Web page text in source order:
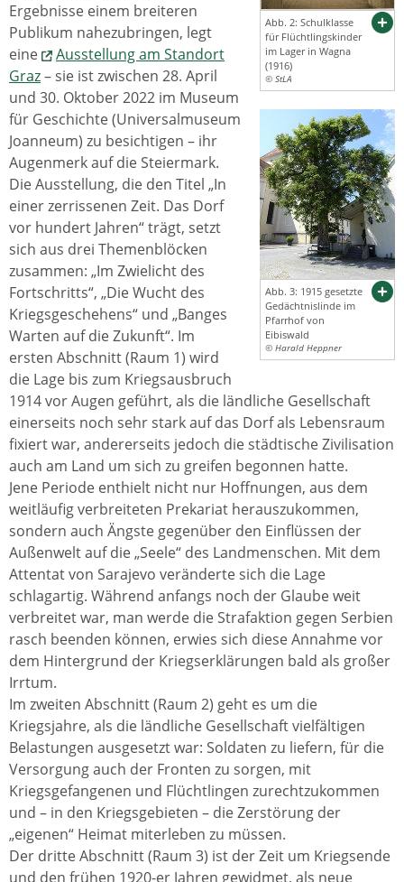
Abb. 2: Schulklasse
für Flüchtlingskinder
im Lager in Wagna
(1916)
© StLA
Abb. 3: 1915 gesetzte
Gedächtnislinde im
Pfarrhof von
Eibiswald
© Harald Heppner
Ergebnisse einem breiteren
Publikum nahezubringen, legt
eine
Ausstellung am Standort
Graz– sie ist zwischen 28. April
und 30. Oktober 2022 im Museum
für Geschichte (Universalmuseum
Joanneum) zu besichtigen – ihr
Augenmerk auf die Steiermark.
Die Ausstellung, die den Titel „In
einer zerrissenen Zeit. Das Dorf
vor hundert Jahren“ trägt, setzt
sich aus drei Themenblöcken
zusammen: „Im Zwielicht des
Fortschritts“, „Die Wucht des
Kriegsgeschehens“ und „Banges
Warten auf die Zukunft“. Im
ersten Abschnitt (Raum 1) wird
die Lage bis zum Kriegsausbruch
1914 vor Augen geführt, als die ländliche Gesellschaft
einerseits noch sehr stark auf das Dorf als Lebensraum
fixiert war, andererseits jedoch die städtische Zivilisation
auch am Land um sich zu greifen begonnen hatte.
Jene Periode enthielt nicht nur Hoffnungen, aus dem
weitläufig verbreiteten Prekariat herauszukommen,
sondern auch Ängste gegenüber den Einflüssen der
Außenwelt auf die „Seele“ des Landmenschen. Mit dem
Attentat von Sarajevo veränderte sich die Lage
schlagartig. Während anfangs noch der Glaube weit
verbreitet war, man werde die Strafaktion gegen Serbien
rasch beenden können, erwies sich diese Annahme vor
dem Hintergrund der Kriegserklärungen bald als großer
Irrtum.
Im zweiten Abschnitt (Raum 2) geht es um die
Kriegsjahre, als die ländliche Gesellschaft vielfältigen
Belastungen ausgesetzt war: Soldaten zu liefern, für die
Versorgung auch der Fronten zu sorgen, mit
Kriegsgefangenen und Flüchtlingen zurechtzukommen
und – in den Kriegsgebieten – die Zerstörung der
„eigenen“ Heimat miterleben zu müssen.
Der dritte Abschnitt (Raum 3) ist der Zeit um Kriegsende
und den frühen 1920-er Jahren gewidmet, als neue